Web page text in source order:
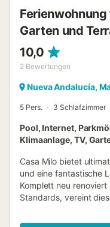
Garten und
10,0
2 Bewertungen
Nueva Andalucía,
5 Pers. 3 Schlafzimmer
Pool, Internet,
Klimaanlage, TV,
Casa Milo bietet
und eine fantastische
Komplett neu
Standards, vereint
verbindet Naturholz